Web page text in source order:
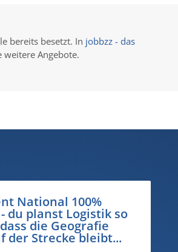
bereits besetzt. In jobbzz - das
weitere Angebote.
National 100%
du planst Logistik so
die Geografie
der Strecke bleibt...